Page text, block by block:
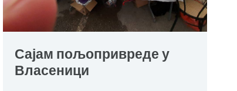
Сајам пољопривреде у
Власеници